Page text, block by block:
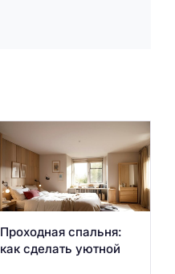
Проходная спальня:
как сделать уютной